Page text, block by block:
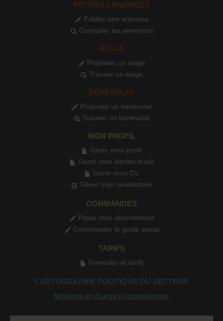
PETITES ANNONCES
Publier une annonce
Consulter les annonces
STAGE
Proposer un stage
Trouver un stage
BÉNÉVOLAT
Proposer un bénévolat
Trouver un bénévolat
MON PROFIL
Gérer mon profil
Gérer mes alertes mails
Gérer mon CV
Gérer mes newsletters
COMMANDES
Payer mon abonnement
Commander le guide social
TARIFS
Formules et tarifs
CARTOGRAPHIE POLITIQUE DU SECTEUR
Ministres en charge et compétences